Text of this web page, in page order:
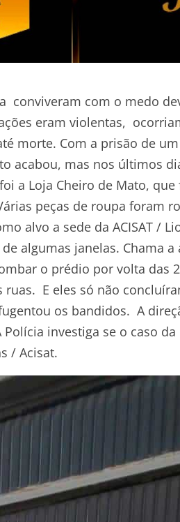
conviveram com o medo
eram violentas,
morte. Com a prisão de
acabou, mas nos últimos
a Loja Cheiro de Mato,
peças de roupa foram
alvo a sede da ACISAT /
algumas janelas. Chama
o prédio por volta das
ruas. E eles só não
os bandidos. A
investiga se o caso
/ Acisat.